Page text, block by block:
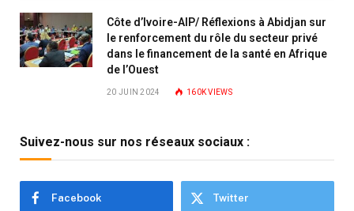
Côte d’Ivoire-AIP/ Réflexions à Abidjan sur
le renforcement du rôle du secteur privé
dans le financement de la santé en Afrique
de l’Ouest
20 JUIN 2024 160KVIEWS
Suivez-nous sur nos réseaux sociaux :
Facebook Twitter